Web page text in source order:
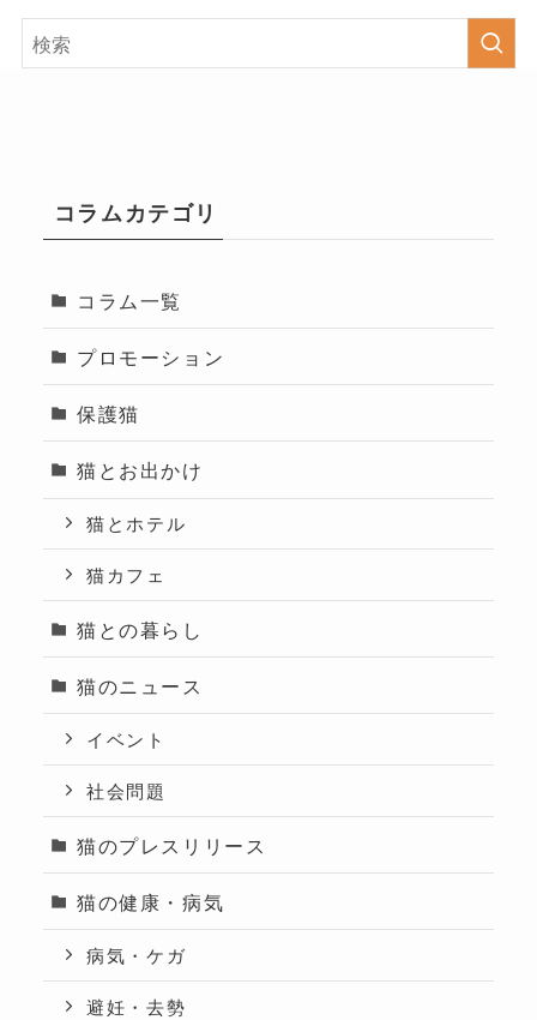
コラムカテゴリ
コラム一覧
プロモーション
保護猫
猫とお出かけ
猫とホテル
猫カフェ
猫との暮らし
猫のニュース
イベント
社会問題
猫のプレスリリース
猫の健康・病気
病気・ケガ
避妊・去勢